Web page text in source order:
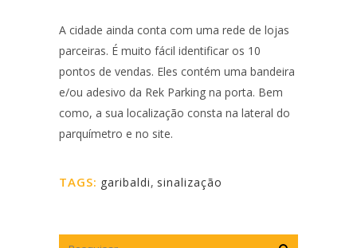
A cidade ainda conta com uma rede de lojas
parceiras. É muito fácil identificar os 10
pontos de vendas. Eles contém uma bandeira
e/ou adesivo da Rek Parking na porta. Bem
como, a sua localização consta na lateral do
parquímetro e no site.
TAGS: garibaldi, sinalização